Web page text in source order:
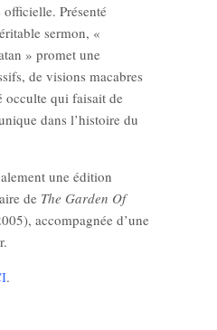
Présenté
sermon, «
» promet une
de visions macabres
occulte qui faisait de
dans l’histoire du
une édition
de The Garden Of
accompagnée d’une
.